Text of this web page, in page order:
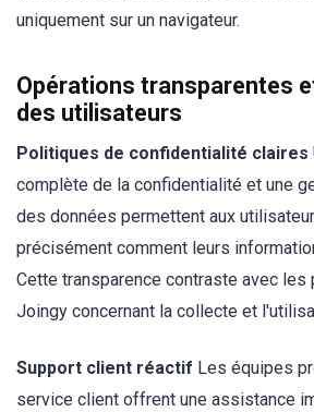
uniquement sur un navigateur.
Opérations transparentes
des utilisateurs
Politiques de confidentialité claires
complète de la confidentialité et une
des données permettent aux
précisément comment leurs
Cette transparence contraste avec
Joingy concernant la collecte et
Support client réactif Les équipes
service client offrent une assistance